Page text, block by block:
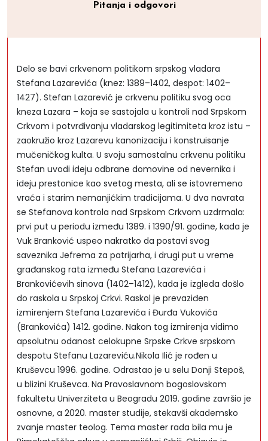
Pitanja i odgovori
Delo se bavi crkvenom politikom srpskog vladara
Stefana Lazarevića (knez: 1389–1402, despot: 1402–
1427). Stefan Lazarević je crkvenu politiku svog oca
kneza Lazara – koja se sastojala u kontroli nad Srpskom
Crkvom i potvrđivanju vladarskog legitimiteta kroz istu –
zaokružio kroz Lazarevu kanonizaciju i konstruisanje
mučeničkog kulta. U svoju samostalnu crkvenu politiku
Stefan uvodi ideju odbrane domovine od nevernika i
ideju prestonice kao svetog mesta, ali se istovremeno
vraća i starim nemanjićkim tradicijama. U dva navrata
se Stefanova kontrola nad Srpskom Crkvom uzdrmala:
prvi put u periodu između 1389. i 1390/91. godine, kada je
Vuk Branković uspeo nakratko da postavi svog
saveznika Jefrema za patrijarha, i drugi put u vreme
građanskog rata između Stefana Lazarevića i
Brankovićevih sinova (1402–1412), kada je izgleda došlo
do raskola u Srpskoj Crkvi. Raskol je prevaziđen
izmirenjem Stefana Lazarevića i Đurđa Vukovića
(Brankovića) 1412. godine. Nakon tog izmirenja vidimo
apsolutnu odanost celokupne Srpske Crkve srpskom
despotu Stefanu Lazareviću.Nikola Ilić je rođen u
Kruševcu 1996. godine. Odrastao je u selu Donji Stepoš,
u blizini Kruševca. Na Pravoslavnom bogoslovskom
fakultetu Univerziteta u Beogradu 2019. godine završio je
osnovne, a 2020. master studije, stekavši akademsko
zvanje master teolog. Tema master rada bila mu je